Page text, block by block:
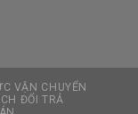
VẬN CHUYỂN
ĐỔI TRẢ